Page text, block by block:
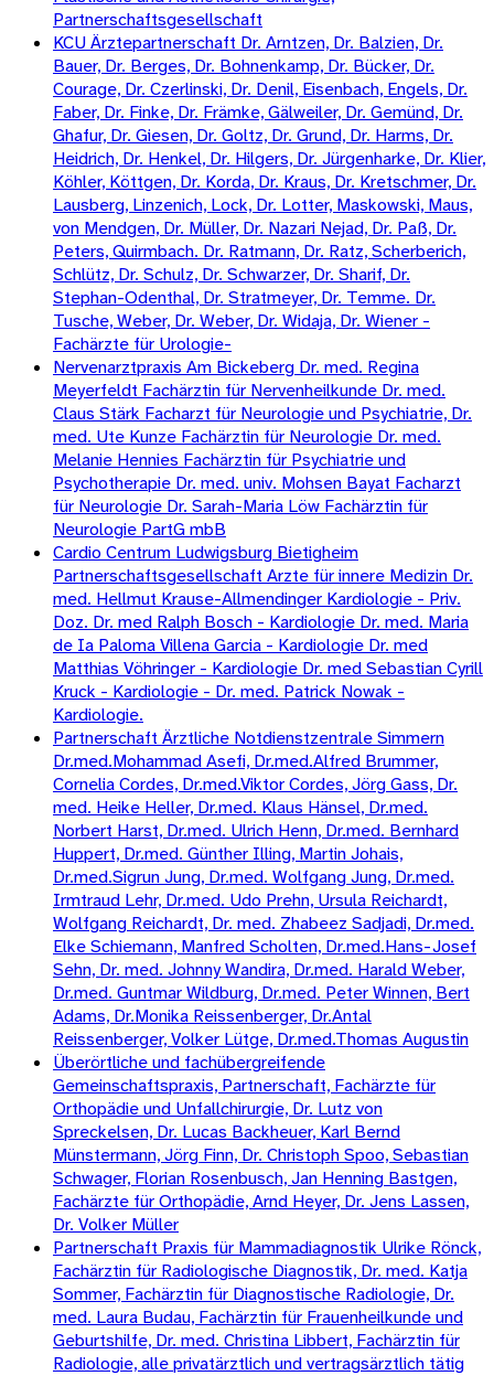
Partnerschaftsgesellschaft
KCU Ärztepartnerschaft Dr. Arntzen, Dr. Balzien, Dr.
Bauer, Dr. Berges, Dr. Bohnenkamp, Dr. Bücker, Dr.
Courage, Dr. Czerlinski, Dr. Denil, Eisenbach, Engels, Dr.
Faber, Dr. Finke, Dr. Främke, Gälweiler, Dr. Gemünd, Dr.
Ghafur, Dr. Giesen, Dr. Goltz, Dr. Grund, Dr. Harms, Dr.
Heidrich, Dr. Henkel, Dr. Hilgers, Dr. Jürgenharke, Dr. Klier,
Köhler, Köttgen, Dr. Korda, Dr. Kraus, Dr. Kretschmer, Dr.
Lausberg, Linzenich, Lock, Dr. Lotter, Maskowski, Maus,
von Mendgen, Dr. Müller, Dr. Nazari Nejad, Dr. Paß, Dr.
Peters, Quirmbach. Dr. Ratmann, Dr. Ratz, Scherberich,
Schlütz, Dr. Schulz, Dr. Schwarzer, Dr. Sharif, Dr.
Stephan-Odenthal, Dr. Stratmeyer, Dr. Temme. Dr.
Tusche, Weber, Dr. Weber, Dr. Widaja, Dr. Wiener -
Fachärzte für Urologie-
Nervenarztpraxis Am Bickeberg Dr. med. Regina
Meyerfeldt Fachärztin für Nervenheilkunde Dr. med.
Claus Stärk Facharzt für Neurologie und Psychiatrie, Dr.
med. Ute Kunze Fachärztin für Neurologie Dr. med.
Melanie Hennies Fachärztin für Psychiatrie und
Psychotherapie Dr. med. univ. Mohsen Bayat Facharzt
für Neurologie Dr. Sarah-Maria Löw Fachärztin für
Neurologie PartG mbB
Cardio Centrum Ludwigsburg Bietigheim
Partnerschaftsgesellschaft Arzte für innere Medizin Dr.
med. Hellmut Krause-Allmendinger Kardiologie - Priv.
Doz. Dr. med Ralph Bosch - Kardiologie Dr. med. Maria
de Ia Paloma Villena Garcia - Kardiologie Dr. med
Matthias Vöhringer - Kardiologie Dr. med Sebastian Cyrill
Kruck - Kardiologie - Dr. med. Patrick Nowak -
Kardiologie.
Partnerschaft Ärztliche Notdienstzentrale Simmern
Dr.med.Mohammad Asefi, Dr.med.Alfred Brummer,
Cornelia Cordes, Dr.med.Viktor Cordes, Jörg Gass, Dr.
med. Heike Heller, Dr.med. Klaus Hänsel, Dr.med.
Norbert Harst, Dr.med. Ulrich Henn, Dr.med. Bernhard
Huppert, Dr.med. Günther Illing, Martin Johais,
Dr.med.Sigrun Jung, Dr.med. Wolfgang Jung, Dr.med.
Irmtraud Lehr, Dr.med. Udo Prehn, Ursula Reichardt,
Wolfgang Reichardt, Dr. med. Zhabeez Sadjadi, Dr.med.
Elke Schiemann, Manfred Scholten, Dr.med.Hans-Josef
Sehn, Dr. med. Johnny Wandira, Dr.med. Harald Weber,
Dr.med. Guntmar Wildburg, Dr.med. Peter Winnen, Bert
Adams, Dr.Monika Reissenberger, Dr.Antal
Reissenberger, Volker Lütge, Dr.med.Thomas Augustin
Überörtliche und fachübergreifende
Gemeinschaftspraxis, Partnerschaft, Fachärzte für
Orthopädie und Unfallchirurgie, Dr. Lutz von
Spreckelsen, Dr. Lucas Backheuer, Karl Bernd
Münstermann, Jörg Finn, Dr. Christoph Spoo, Sebastian
Schwager, Florian Rosenbusch, Jan Henning Bastgen,
Fachärzte für Orthopädie, Arnd Heyer, Dr. Jens Lassen,
Dr. Volker Müller
Partnerschaft Praxis für Mammadiagnostik Ulrike Rönck,
Fachärztin für Radiologische Diagnostik, Dr. med. Katja
Sommer, Fachärztin für Diagnostische Radiologie, Dr.
med. Laura Budau, Fachärztin für Frauenheilkunde und
Geburtshilfe, Dr. med. Christina Libbert, Fachärztin für
Radiologie, alle privatärztlich und vertragsärztlich tätig